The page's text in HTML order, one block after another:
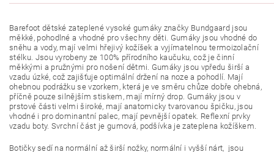
Barefoot dětské zateplené vysoké gumáky značky Bundgaard jsou
měkké, pohodlné a vhodné pro všechny děti. Gumáky jsou vhodné do
sněhu a vody, mají velmi hřejivý kožíšek a vyjímatelnou termoizolační
stélku. Jsou vyrobeny ze 100% přírodního kaučuku, což je činní
měkkými a pružnými pro nošení dětmi. Gumáky jsou vpředu širší a
vzadu úzké, což zajišťuje optimální držení na noze a pohodlí. Mají
ohebnou podrážku se vzorkem, která je ve směru chůze dobře ohebná,
příčně pouze silnějším stiskem, mají mírný drop. Gumáky jsou v
prstové části velmi široké, mají anatomicky tvarovanou špičku, jsou
vhodné i pro dominantní palec, mají pevnější opatek. Reflexní prvky
vzadu boty. Svrchní část je gumová, podšívka je zateplena kožíškem.
Botičky sedí na normální až širší nožky, normální i vyšší nárt, jsou